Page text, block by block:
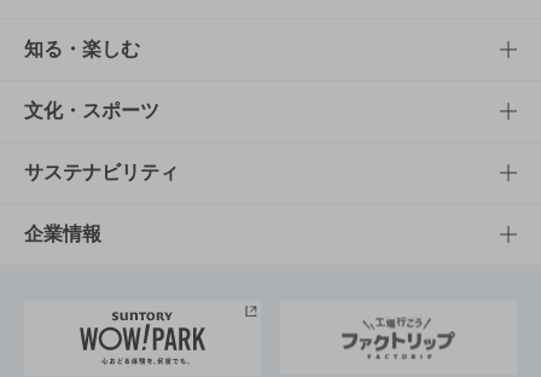
商品TOP
商品一覧
商品発売情報
栄養成分一覧
知る・楽しむ
知る・楽しむTOP
キャンペーン
工場見学
地域情報
文化・スポーツ
文化・スポーツTOP
サントリーホール
サントリーサンバーズ大阪
サステナビリティ
サステナビリティTOP
サントリーが考えるサステナビリティ経営
企業情報
企業概要